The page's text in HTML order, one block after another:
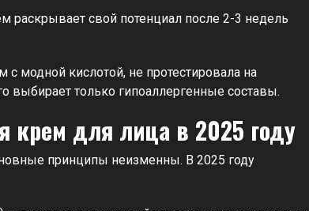
свой потенциал после 2-3 недель
модной кислотой, не протестировала на
выбирает только гипоаллергенные составы.
крем для лица в 2025 году
принципы неизменны. В 2025 году